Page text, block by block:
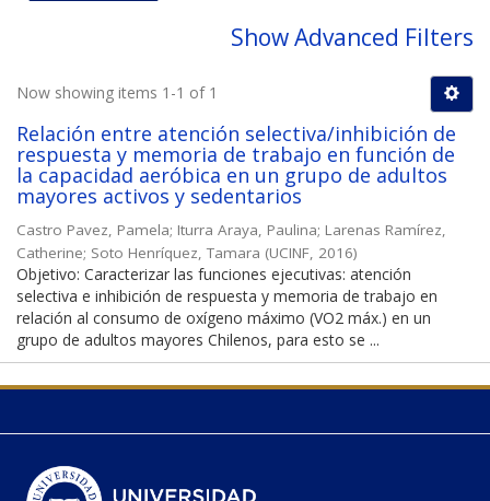
Show Advanced Filters
Now showing items 1-1 of 1
Relación entre atención selectiva/inhibición de
respuesta y memoria de trabajo en función de
la capacidad aeróbica en un grupo de adultos
mayores activos y sedentarios
Castro Pavez, Pamela; Iturra Araya, Paulina; Larenas Ramírez,
Catherine; Soto Henríquez, Tamara (UCINF, 2016)
Objetivo: Caracterizar las funciones ejecutivas: atención
selectiva e inhibición de respuesta y memoria de trabajo en
relación al consumo de oxígeno máximo (VO2 máx.) en un
grupo de adultos mayores Chilenos, para esto se ...